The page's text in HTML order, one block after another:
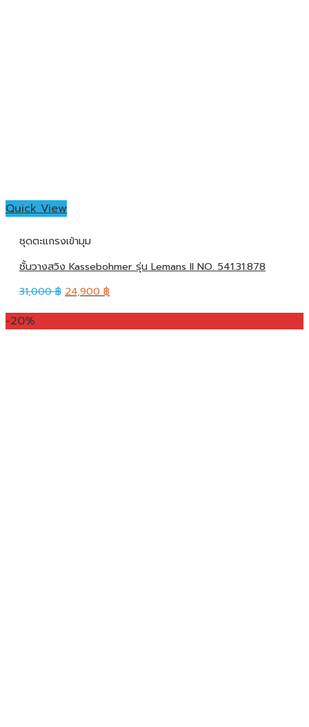
Quick View
ชุดตะแกรงเข้ามุม
ชั้นวางสวิง Kassebohmer รุ่น Lemans II NO. 541.31.878
31,000฿ 24,900 ฿
-20%